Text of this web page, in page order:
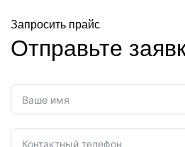
Запросить прайс
Отправьте